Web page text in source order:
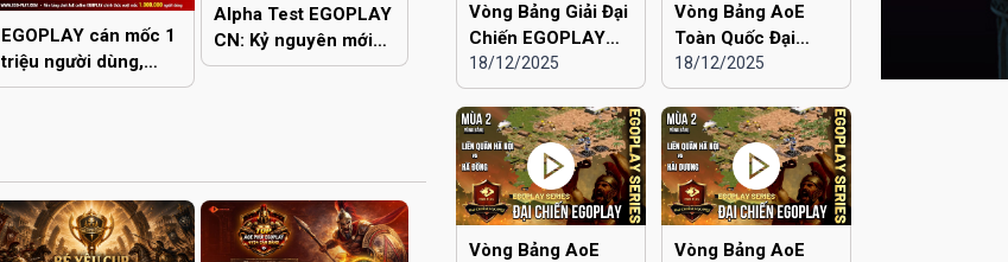
EGOPLAY cán mốc 1
triệu người dùng,
khẳng định sức sống
Alpha Test EGOPLAY
CN: Kỷ nguyên mới
cho cộng đồng AoE
Vòng Bảng Giải Đại
Chiến EGOPLAY
mùa 2 | Hải Phòng
vs Ninh Bình
18/12/2025
Vòng Bảng AoE
Toàn Quốc Đại
Chiến EGOPLAY
mùa 2 | Japan vs
Hải Phòng
18/12/2025
Vòng Bảng AoE
Vòng Bảng AoE